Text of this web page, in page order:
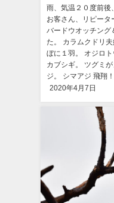
雨、気温２０度前後
お客さん、リピータ
バードウオッチング
た。 カラムクドリ
ぼに１羽。 オジロ
カブシギ。 ツグミ
ジ。 シマアジ 飛翔
2020年4月7日